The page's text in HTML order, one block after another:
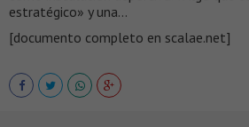
estratégico» y una…
[documento completo en scalae.net]